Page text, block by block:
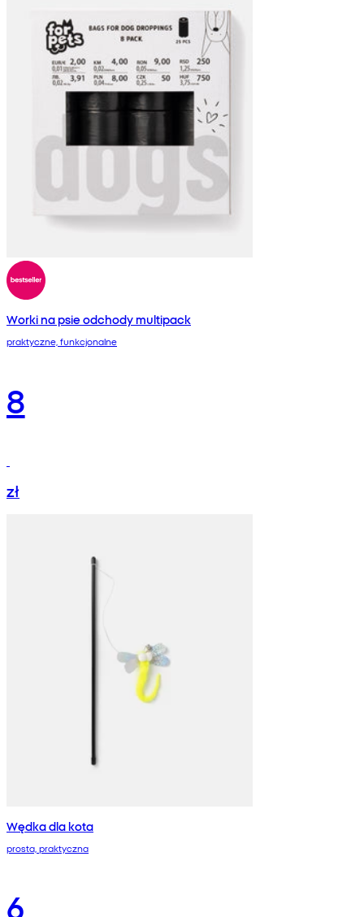
Worki na psie odchody multipack
praktyczne, funkcjonalne
8
zł
Wędka dla kota
prosta, praktyczna
6